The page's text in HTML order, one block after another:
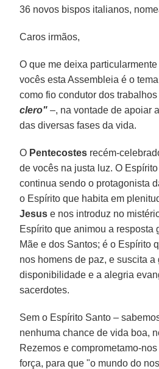
36 novos bispos italianos,
Caros irmãos,
O que me deixa
vocês esta Assembleia é o
como fio condutor dos trabalhos
clero" –, na vontade de apoiar
das diversas fases da vida.
O Pentecostes recém-
de vocês na justa luz. O
continua sendo o protagonista
o Espírito que habita em
Jesus e nos introduz no
Espírito que animou a resposta
Mãe e dos Santos; é o Espírito
nos homens de paz, e suscita a
disponibilidade e a alegria
sacerdotes.
Sem o Espírito Santo –
nenhuma chance de vida boa,
Rezemos e comprometamo-
força, para que "o mundo do